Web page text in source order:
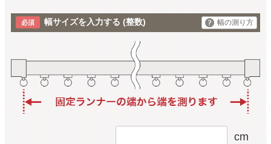
幅サイズを入力する (整数) 幅の測り方
cm